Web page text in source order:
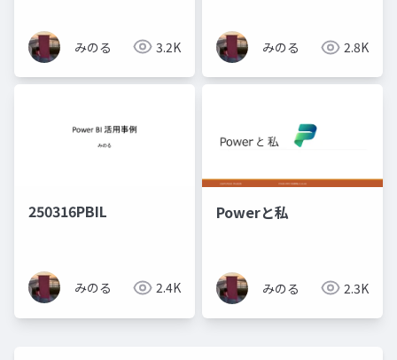
みのる 3.2K みのる 2.8K
250316PBIL
みのる 2.4K
Powerと私
みのる 2.3K